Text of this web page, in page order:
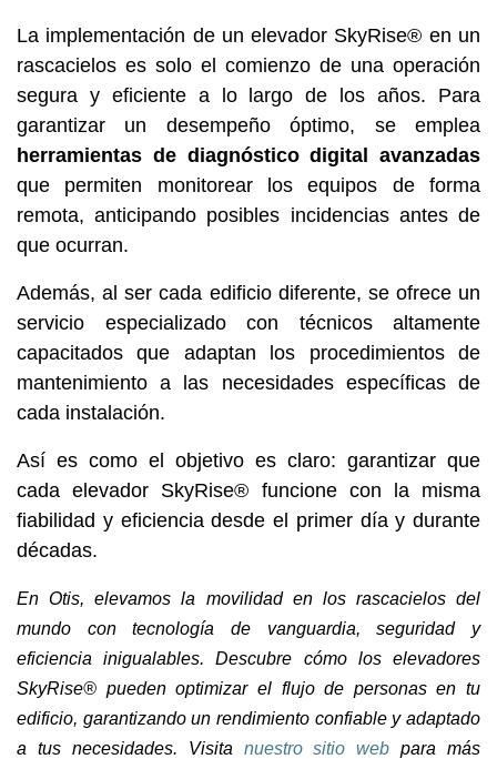
La implementación de un elevador SkyRise® en un
rascacielos es solo el comienzo de una operación
segura y eficiente a lo largo de los años. Para
garantizar un desempeño óptimo, se emplea
herramientas de diagnóstico digital avanzadas
que permiten monitorear los equipos de forma
remota, anticipando posibles incidencias antes de
que ocurran.
Además, al ser cada edificio diferente, se ofrece un
servicio especializado con técnicos altamente
capacitados que adaptan los procedimientos de
mantenimiento a las necesidades específicas de
cada instalación.
Así es como el objetivo es claro: garantizar que
cada elevador SkyRise® funcione con la misma
fiabilidad y eficiencia desde el primer día y durante
décadas.
En Otis, elevamos la movilidad en los rascacielos del
mundo con tecnología de vanguardia, seguridad y
eficiencia inigualables. Descubre cómo los elevadores
SkyRise® pueden optimizar el flujo de personas en tu
edificio, garantizando un rendimiento confiable y adaptado
a tus necesidades. Visita nuestro sitio web para más